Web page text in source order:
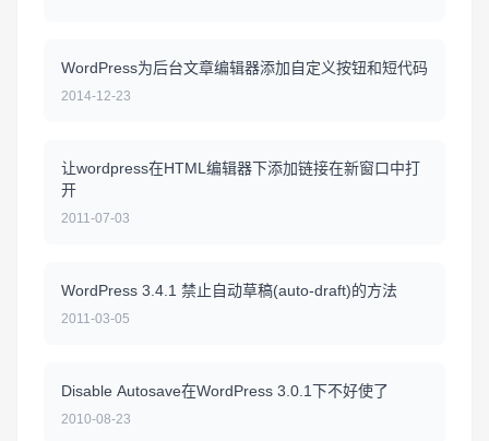
WordPress为后台文章编辑器添加自定义按钮和短代码
2014-12-23
让wordpress在HTML编辑器下添加链接在新窗口中打
开
2011-07-03
WordPress 3.4.1 禁止自动草稿(auto-draft)的方法
2011-03-05
Disable Autosave在WordPress 3.0.1下不好使了
2010-08-23